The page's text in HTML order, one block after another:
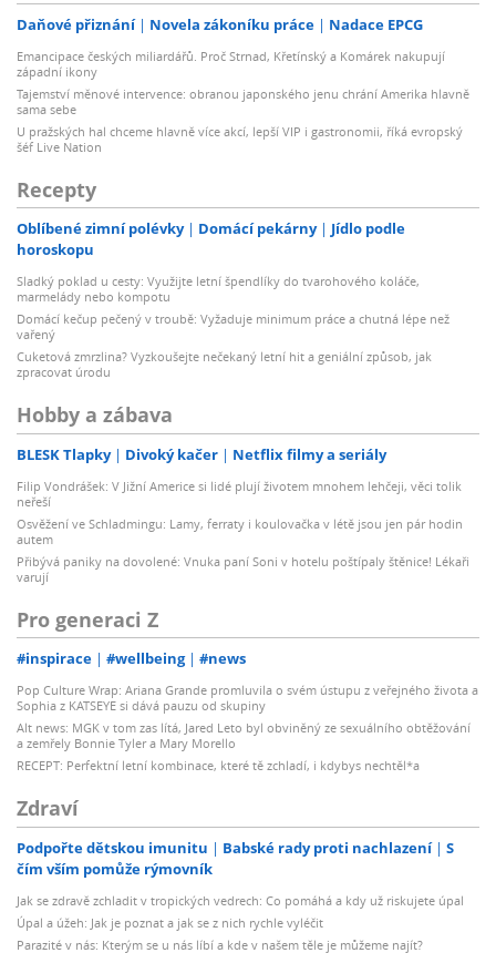
Daňové přiznání Novela zákoníku práce Nadace EPCG
Emancipace českých miliardářů. Proč Strnad, Křetínský a Komárek nakupují
západní ikony
Tajemství měnové intervence: obranou japonského jenu chrání Amerika hlavně
sama sebe
U pražských hal chceme hlavně více akcí, lepší VIP i gastronomii, říká evropský
šéf Live Nation
Recepty
Oblíbené zimní polévky Domácí pekárny
Jídlo podle
horoskopu
Sladký poklad u cesty: Využijte letní špendlíky do tvarohového koláče,
marmelády nebo kompotu
Domácí kečup pečený v troubě: Vyžaduje minimum práce a chutná lépe než
vařený
Cuketová zmrzlina? Vyzkoušejte nečekaný letní hit a geniální způsob, jak
zpracovat úrodu
Hobby a zábava
BLESK Tlapky Divoký kačer Netflix filmy a seriály
Filip Vondrášek: V Jižní Americe si lidé plují životem mnohem lehčeji, věci tolik
neřeší
Osvěžení ve Schladmingu: Lamy, ferraty i koulovačka v létě jsou jen pár hodin
autem
Přibývá paniky na dovolené: Vnuka paní Soni v hotelu poštípaly štěnice! Lékaři
varují
Pro generaci Z
#inspirace #wellbeing #news
Pop Culture Wrap: Ariana Grande promluvila o svém ústupu z veřejného života a
Sophia z KATSEYE si dává pauzu od skupiny
Alt news: MGK v tom zas lítá, Jared Leto byl obviněný ze sexuálního obtěžování
a zemřely Bonnie Tyler a Mary Morello
RECEPT: Perfektní letní kombinace, které tě zchladí, i kdybys nechtěl*a
Zdraví
Podpořte dětskou imunitu Babské rady proti nachlazení
S
čím vším pomůže rýmovník
Jak se zdravě zchladit v tropických vedrech: Co pomáhá a kdy už riskujete úpal
Úpal a úžeh: Jak je poznat a jak se z nich rychle vyléčit
Parazité v nás: Kterým se u nás líbí a kde v našem těle je můžeme najít?